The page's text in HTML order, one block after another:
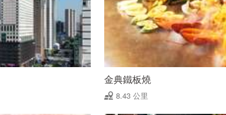
金典鐵板燒
8.43 公里